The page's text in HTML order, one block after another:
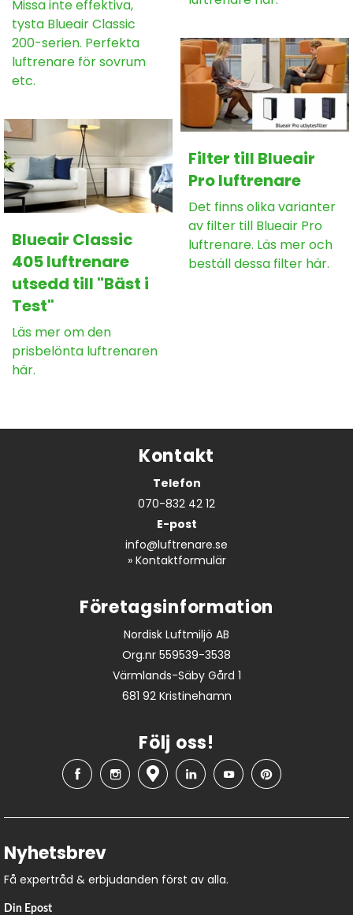
Missa inte effektiva,
tysta Blueair Classic
200-serien. Perfekta
luftrenare för sovrum
etc.
Filter till Blueair
Pro luftrenare
Det finns olika varianter
av filter till Blueair Pro
luftrenare. Läs mer och
beställ dessa filter här.
Blueair Classic
405 luftrenare
utsedd till "Bäst i
Test"
Läs mer om den
prisbelönta luftrenaren
här.
Kontakt
Telefon
070-832 42 12
E-post
info@luftrenare.se
» Kontaktformulär
Företagsinformation
Nordisk Luftmiljö AB
Org.nr 559539-3538
Värmlands-Säby Gård 1
681 92 Kristinehamn
Följ oss!
Nyhetsbrev
Få expertråd & erbjudanden först av alla.
Din Epost